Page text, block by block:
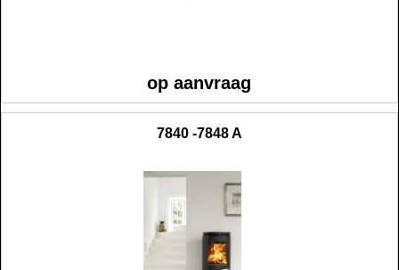
op aanvraag
7840 -7848 A